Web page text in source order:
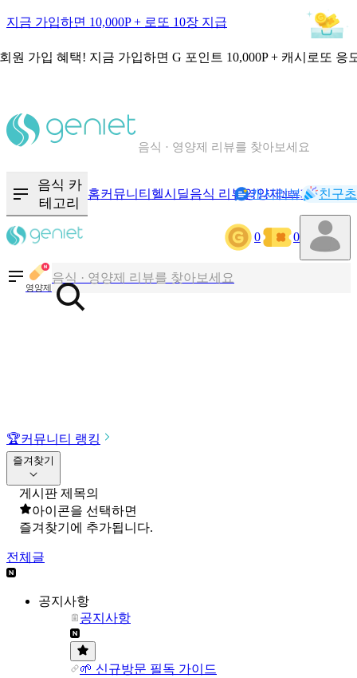
지금 가입하면 10,000P + 로또 10장 지급
원 가입 혜택! 지금 가입하면 G 포인트 10,000P + 캐시로또 응
음식 · 영양제 리뷰를 찾아보세요
음식 카
테고리
홈커뮤니티 헬시딜음식 리뷰영양제NEW기록
캐시리뷰 친구
0 0
영양제
칼로리와 영양성분을 검색해보세요
혈당 · 다이어트 음식 검색해보세요
음식 · 영양제 리뷰를 찾아보세요
🏆커뮤니티 랭킹
즐겨찾기
게시판 제목의
아이콘을 선택하면
즐겨찾기에 추가됩니다.
전체글
공지사항
공지사항
🌱 신규방문 필독 가이드